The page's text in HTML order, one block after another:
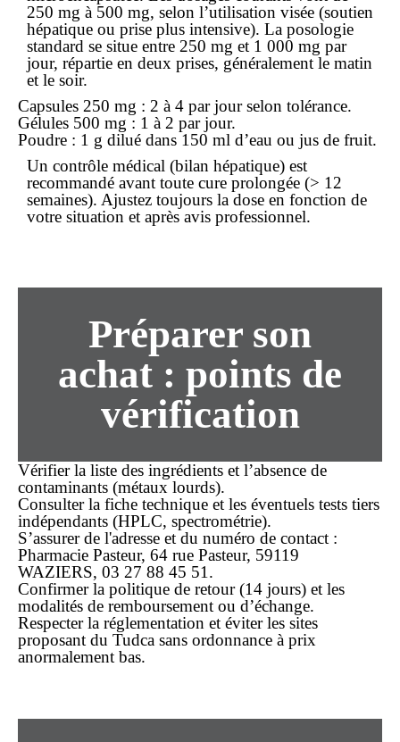
250 mg à 500 mg, selon l’utilisation visée (soutien
hépatique ou prise plus intensive). La posologie
standard se situe entre 250 mg et 1 000 mg par
jour, répartie en deux prises, généralement le matin
et le soir.
Capsules 250 mg : 2 à 4 par jour selon tolérance.
Gélules 500 mg : 1 à 2 par jour.
Poudre : 1 g dilué dans 150 ml d’eau ou jus de fruit.
Un contrôle médical (bilan hépatique) est
recommandé avant toute cure prolongée (> 12
semaines). Ajustez toujours la dose en fonction de
votre situation et après avis professionnel.
Préparer son
achat : points de
vérification
Vérifier la liste des ingrédients et l’absence de
contaminants (métaux lourds).
Consulter la fiche technique et les éventuels tests tiers
indépendants (HPLC, spectrométrie).
S’assurer de l'adresse et du numéro de contact :
Pharmacie Pasteur, 64 rue Pasteur, 59119
WAZIERS, 03 27 88 45 51 .
Confirmer la politique de retour (14 jours) et les
modalités de remboursement ou d’échange.
Respecter la réglementation et éviter les sites
proposant du Tudca sans ordonnance à prix
anormalement bas.